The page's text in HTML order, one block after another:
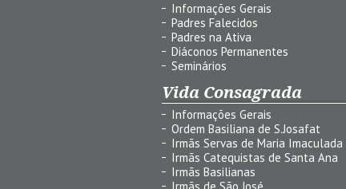
Informações Gerais
Padres Falecidos
Padres na Ativa
Diáconos Permanentes
Seminários
Vida Consagrada
Informações Gerais
Ordem Basiliana de S.Josafat
Irmãs Servas de Maria Imaculada
Irmãs Catequistas de Santa Ana
Irmãs Basilianas